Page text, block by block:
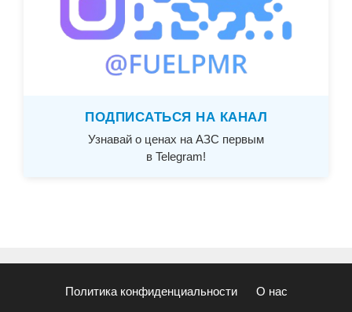
ПОДПИСАТЬСЯ НА КАНАЛ
Узнавай о ценах на АЗС первым
в Telegram!
Политика конфиденциальности О нас